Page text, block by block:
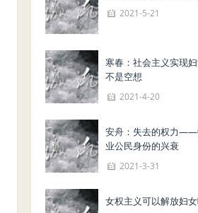
2021-5-21
寒春：社会主义实现
不是空想
2021-4-20
安舟：失去的权力——
业公民身份的兴衰
2021-3-31
女权主义可以解放妇女